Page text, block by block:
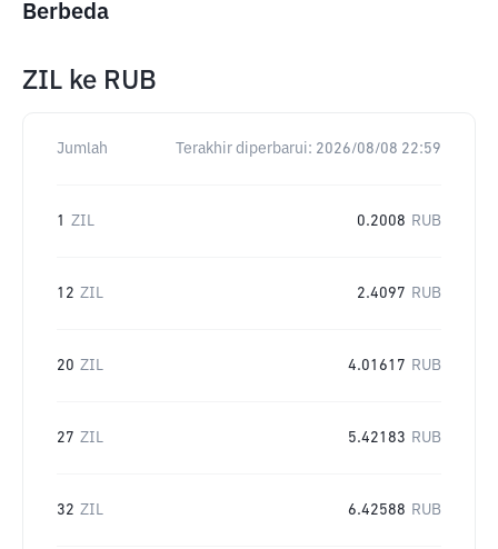
Berbeda
ZIL ke RUB
Jumlah Terakhir diperbarui: 2026/08/08 22:59
1 ZIL 0.2008 RUB
12 ZIL 2.4097 RUB
20 ZIL 4.01617 RUB
27 ZIL 5.42183 RUB
32 ZIL 6.42588 RUB